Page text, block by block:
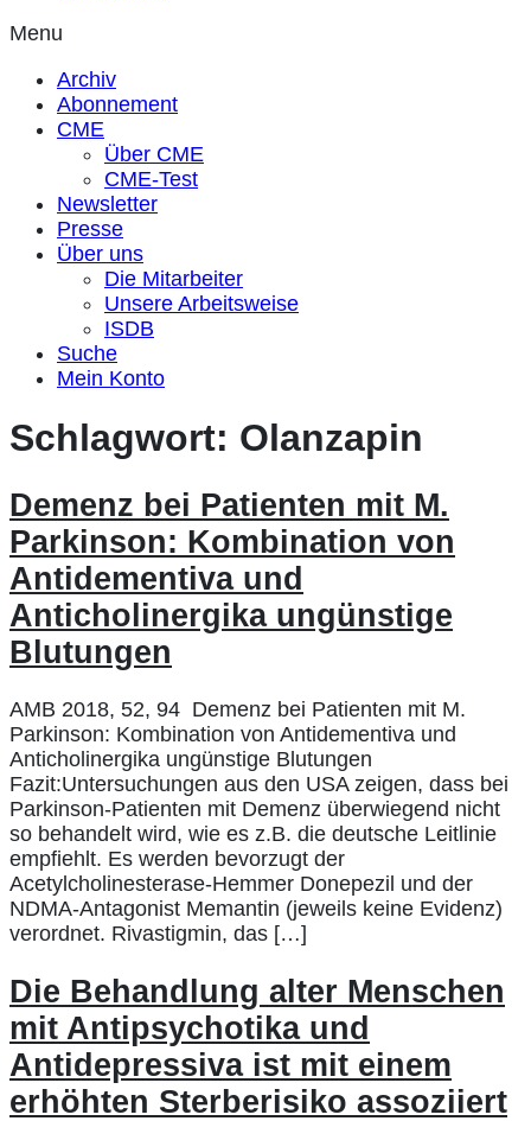
Menu
Archiv
Abonnement
CME
Über CME
CME-Test
Newsletter
Presse
Über uns
Die Mitarbeiter
Unsere Arbeitsweise
ISDB
Suche
Mein Konto
Schlagwort: Olanzapin
Demenz bei Patienten mit M.
Parkinson: Kombination von
Antidementiva und
Anticholinergika ungünstige
Blutungen
AMB 2018, 52, 94 Demenz bei Patienten mit M.
Parkinson: Kombination von Antidementiva und
Anticholinergika ungünstige Blutungen
Fazit:Untersuchungen aus den USA zeigen, dass bei
Parkinson-Patienten mit Demenz überwiegend nicht
so behandelt wird, wie es z.B. die deutsche Leitlinie
empfiehlt. Es werden bevorzugt der
Acetylcholinesterase-Hemmer Donepezil und der
NDMA-Antagonist Memantin (jeweils keine Evidenz)
verordnet. Rivastigmin, das […]
Die Behandlung alter Menschen
mit Antipsychotika und
Antidepressiva ist mit einem
erhöhten Sterberisiko assoziiert